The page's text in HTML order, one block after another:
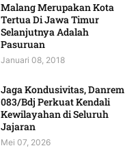
Malang Merupakan Kota
Tertua Di Jawa Timur
Selanjutnya Adalah
Pasuruan
Januari 08, 2018
Jaga Kondusivitas, Danrem
083/Bdj Perkuat Kendali
Kewilayahan di Seluruh
Jajaran
Mei 07, 2026